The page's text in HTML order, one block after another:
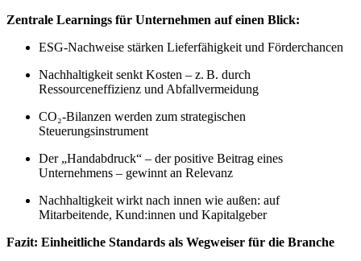
Zentrale Learnings für Unternehmen auf einen Blick:
ESG-Nachweise stärken Lieferfähigkeit und Förderchancen
Nachhaltigkeit senkt Kosten – z. B. durch
Ressourceneffizienz und Abfallvermeidung
CO₂-Bilanzen werden zum strategischen
Steuerungsinstrument
Der „Handabdruck“ – der positive Beitrag eines
Unternehmens – gewinnt an Relevanz
Nachhaltigkeit wirkt nach innen wie außen: auf
Mitarbeitende, Kund:innen und Kapitalgeber
Fazit: Einheitliche Standards als Wegweiser für die Branche